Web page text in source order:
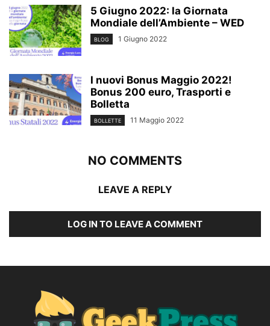
5 Giugno 2022: la Giornata
Mondiale dell’Ambiente – WED
BLOG 1 Giugno 2022
I nuovi Bonus Maggio 2022!
Bonus 200 euro, Trasporti e
Bolletta
BOLLETTE 11 Maggio 2022
NO COMMENTS
LEAVE A REPLY
LOG IN TO LEAVE A COMMENT